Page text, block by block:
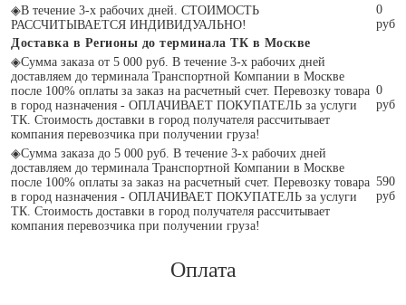
◈В течение 3-х рабочих дней. СТОИМОСТЬ
РАССЧИТЫВАЕТСЯ ИНДИВИДУАЛЬНО!
0
руб
Доставка в Регионы до терминала ТК в Москве
◈Сумма заказа от 5 000 руб. В течение 3-х рабочих дней
доставляем до терминала Транспортной Компании в Москве
после 100% оплаты за заказ на расчетный счет. Перевозку товара
в город назначения - ОПЛАЧИВАЕТ ПОКУПАТЕЛЬ за услуги
ТК. Стоимость доставки в город получателя рассчитывает
компания перевозчика при получении груза!
0
руб
◈Сумма заказа до 5 000 руб. В течение 3-х рабочих дней
доставляем до терминала Транспортной Компании в Москве
после 100% оплаты за заказ на расчетный счет. Перевозку товара
в город назначения - ОПЛАЧИВАЕТ ПОКУПАТЕЛЬ за услуги
ТК. Стоимость доставки в город получателя рассчитывает
компания перевозчика при получении груза!
590
руб
Оплата